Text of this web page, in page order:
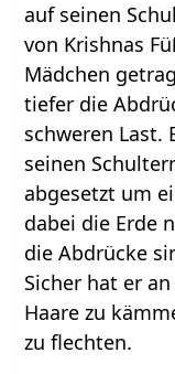
auf seinen
von Krishnas
Mädchen
tiefer die
schweren Last.
seinen
abgesetzt um
dabei die Erde
die Abdrücke
Sicher hat er
Haare zu
zu flechten.